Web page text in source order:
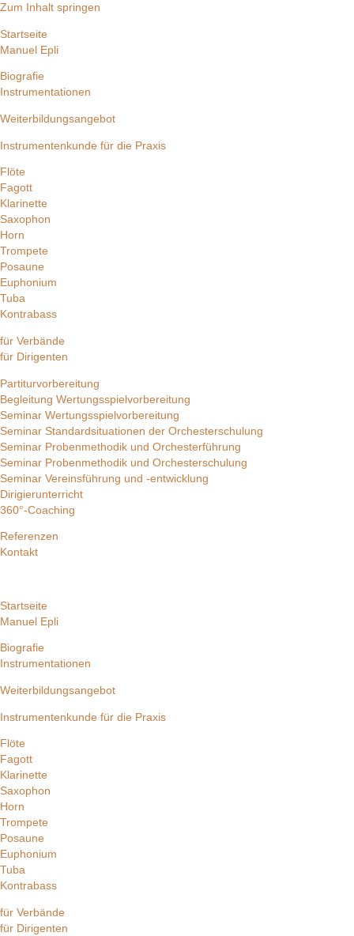
Zum Inhalt springen
Startseite
Manuel Epli
Biografie
Instrumentationen
Weiterbildungsangebot
Instrumentenkunde für die Praxis
Flöte
Fagott
Klarinette
Saxophon
Horn
Trompete
Posaune
Euphonium
Tuba
Kontrabass
für Verbände
für Dirigenten
Partiturvorbereitung
Begleitung Wertungsspielvorbereitung
Seminar Wertungsspielvorbereitung
Seminar Standardsituationen der Orchesterschulung
Seminar Probenmethodik und Orchesterführung
Seminar Probenmethodik und Orchesterschulung
Seminar Vereinsführung und -entwicklung
Dirigierunterricht
360°-Coaching
Referenzen
Kontakt
Startseite
Manuel Epli
Biografie
Instrumentationen
Weiterbildungsangebot
Instrumentenkunde für die Praxis
Flöte
Fagott
Klarinette
Saxophon
Horn
Trompete
Posaune
Euphonium
Tuba
Kontrabass
für Verbände
für Dirigenten